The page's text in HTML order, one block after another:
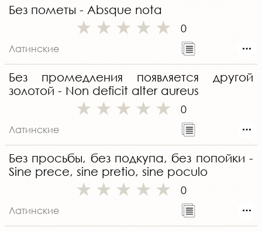
Без пометы - Absque nota
0
Латинские
Без промедления появляется другой
золотой - Non deficit alter aureus
0
Латинские
Без просьбы, без подкупа, без попойки -
Sine prece, sine pretio, sine poculo
0
Латинские